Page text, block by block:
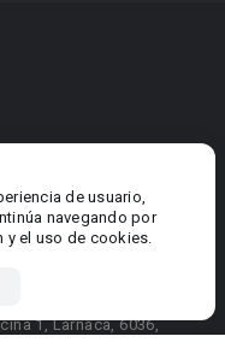
de usuario,
navegando por
y el uso de cookies.
1, Larnaca, 6036,